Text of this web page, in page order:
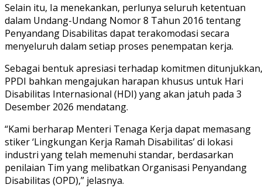
Selain itu, Ia menekankan, perlunya seluruh ketentuan
dalam Undang-Undang Nomor 8 Tahun 2016 tentang
Penyandang Disabilitas dapat terakomodasi secara
menyeluruh dalam setiap proses penempatan kerja.
Sebagai bentuk apresiasi terhadap komitmen ditunjukkan,
PPDI bahkan mengajukan harapan khusus untuk Hari
Disabilitas Internasional (HDI) yang akan jatuh pada 3
Desember 2026 mendatang.
“Kami berharap Menteri Tenaga Kerja dapat memasang
stiker ‘Lingkungan Kerja Ramah Disabilitas’ di lokasi
industri yang telah memenuhi standar, berdasarkan
penilaian Tim yang melibatkan Organisasi Penyandang
Disabilitas (OPD),” jelasnya.